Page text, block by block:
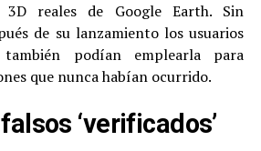
3D reales de Google Earth. Sin
de su lanzamiento los usuarios
también podían emplearla para
que nunca habían ocurrido.
‘verificados’